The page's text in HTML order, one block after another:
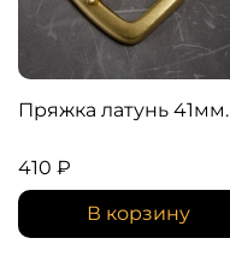
Пряжка латунь 41мм.
410 ₽
В корзину